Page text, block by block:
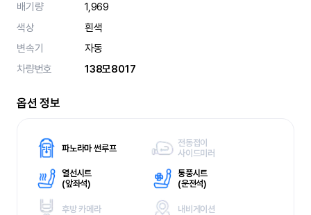
배기량
1,969
색상
흰색
변속기
자동
차량번호
138모8017
옵션 정보
파노라마 썬루프
전동접이
사이드미러
열선시트
(앞좌석)
통풍시트
(운전석)
후방 카메라 내비게이션